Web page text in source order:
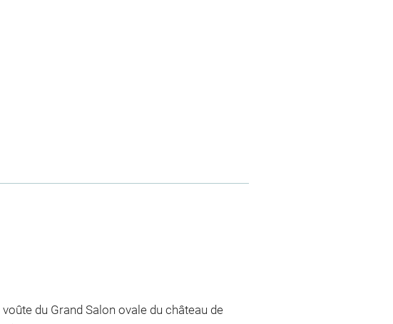
du Grand Salon ovale du château de